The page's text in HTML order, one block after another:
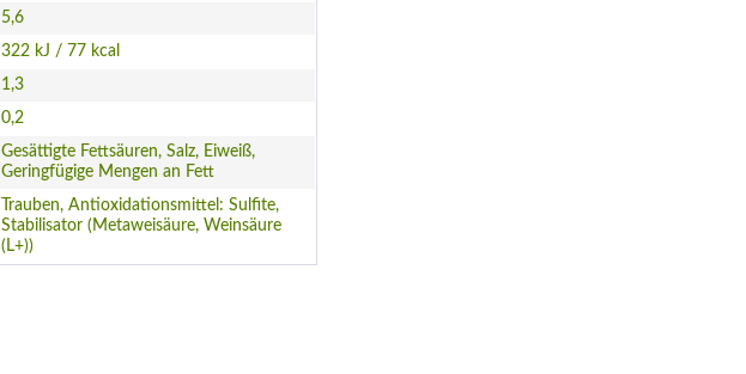
5,6
322 kJ / 77 kcal
1,3
0,2
Gesättigte Fettsäuren, Salz, Eiweiß,
Geringfügige Mengen an Fett
Trauben, Antioxidationsmittel: Sulfite,
Stabilisator (Metaweisäure, Weinsäure
(L+))